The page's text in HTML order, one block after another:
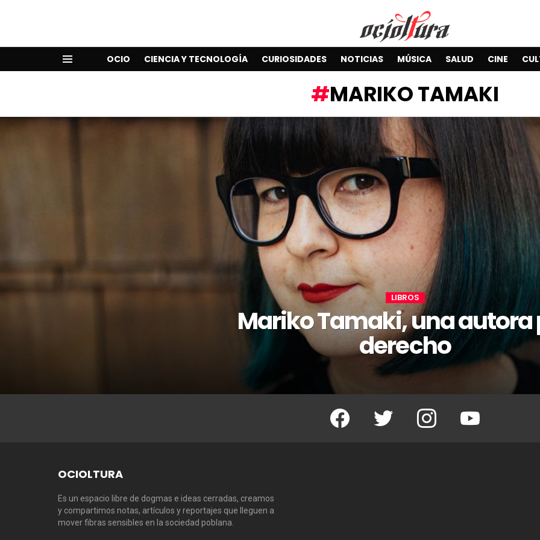
OCIO CIENCIA Y TECNOLOGÍA CURIOSIDADES NOTICIAS MÚSICA SALUD CINE
MARIKO TAMAKI
LIBROS
Mariko Tamaki, una autora
derecho
Facebook Twitter Instagram Youtube
OCIOLTURA
Es un espacio libre de dogmas e ideas cerradas, creamos
y compartimos notas, artículos y reportajes que lleguen a
mover fibras sensibles en la sociedad poblana.